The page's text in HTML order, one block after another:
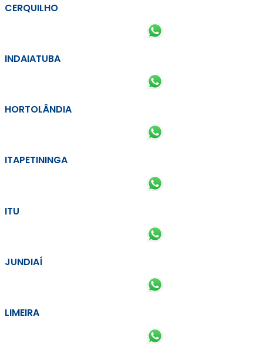
CERQUILHO
INDAIATUBA
HORTOLÂNDIA
ITAPETININGA
ITU
JUNDIAÍ
LIMEIRA